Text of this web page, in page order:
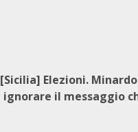
[Sicilia] Elezioni.
ignorare il messaggio